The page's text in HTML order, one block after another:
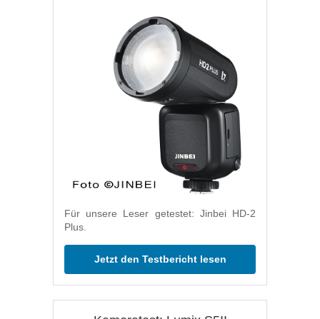
Für unsere Leser getestet: Jinbei HD-2
Plus.
Jetzt den Testbericht lesen